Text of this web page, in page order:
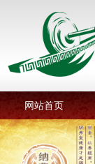
网站首页